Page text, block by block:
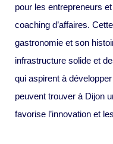
pour les entrepreneurs
coaching d’affaires.
gastronomie et son
infrastructure solide et
qui aspirent à
peuvent trouver à Dijon
favorise l’innovation et